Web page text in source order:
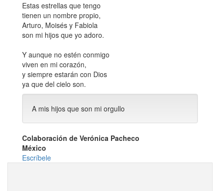
Estas estrellas que tengo
tienen un nombre propio,
Arturo, Moisés y Fabiola
son mi hijos que yo adoro.
Y aunque no estén conmigo
viven en mi corazón,
y siempre estarán con Dios
ya que del cielo son.
A mis hijos que son mi orgullo
Colaboración de Verónica Pacheco
México
Escríbele